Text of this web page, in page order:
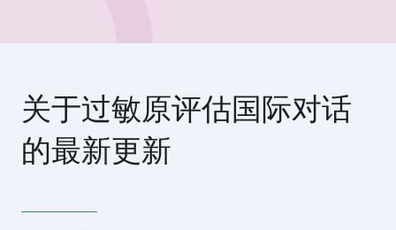
关于过敏原评估国际对话
的最新更新